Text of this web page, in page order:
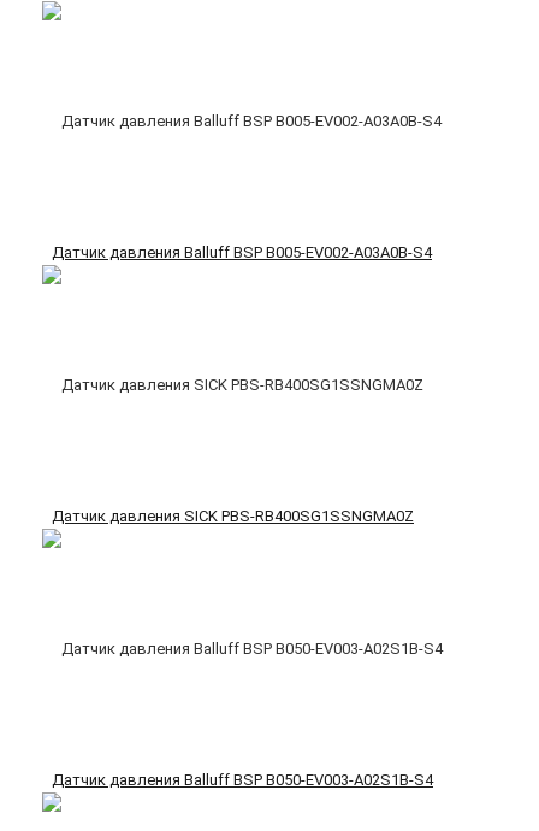
Датчик давления Balluff BSP B005-EV002-A03A0B-S4
Датчик давления SICK PBS-RB400SG1SSNGMA0Z
Датчик давления Balluff BSP B050-EV003-A02S1B-S4